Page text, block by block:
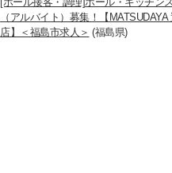
（アルバイト）募集！【MATSUDAYA
店】＜福島市求人＞ (福島県)